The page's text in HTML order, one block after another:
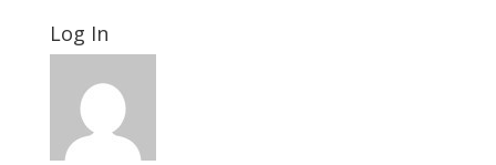
Log In